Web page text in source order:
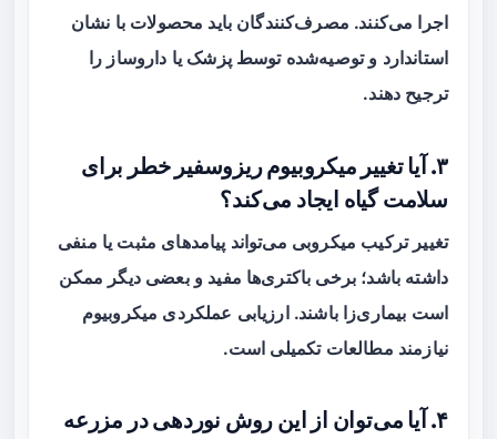
اجرا می‌کنند. مصرف‌کنندگان باید محصولات با نشان
استاندارد و توصیه‌شده توسط پزشک یا داروساز را
ترجیح دهند.
۳. آیا تغییر میکروبیوم ریزوسفیر خطر برای
سلامت گیاه ایجاد می‌کند؟
تغییر ترکیب میکروبی می‌تواند پیامدهای مثبت یا منفی
داشته باشد؛ برخی باکتری‌ها مفید و بعضی دیگر ممکن
است بیماری‌زا باشند. ارزیابی عملکردی میکروبیوم
نیازمند مطالعات تکمیلی است.
۴. آیا می‌توان از این روش نوردهی در مزرعه